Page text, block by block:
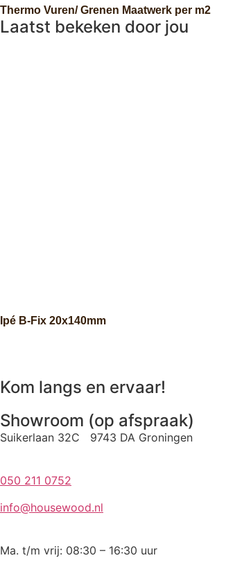
Thermo Vuren/ Grenen Maatwerk per m2
Laatst bekeken door jou
Ipé B-Fix 20x140mm
Kom langs en ervaar!
Showroom (op afspraak)
Suikerlaan 32C 9743 DA Groningen
050 211 0752
info@housewood.nl
Ma. t/m vrij: 08:30 – 16:30 uur